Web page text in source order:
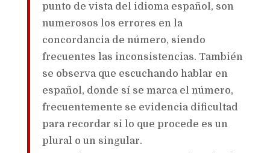
punto de vista del idioma español, son
numerosos los errores en la
concordancia de número, siendo
frecuentes las inconsistencias. También
se observa que escuchando hablar en
español, donde sí se marca el número,
frecuentemente se evidencia dificultad
para recordar si lo que procede es un
plural o un singular.